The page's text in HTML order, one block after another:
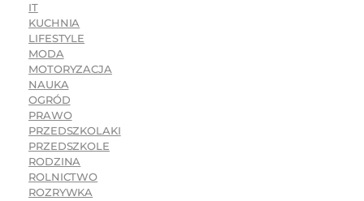
IT
KUCHNIA
LIFESTYLE
MODA
MOTORYZACJA
NAUKA
OGRÓD
PRAWO
PRZEDSZKOLAKI
PRZEDSZKOLE
RODZINA
ROLNICTWO
ROZRYWKA